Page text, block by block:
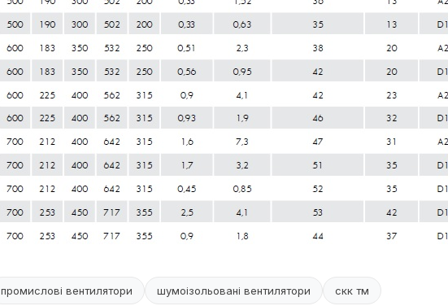
промислові вентилятори шумоізольовані вентилятори скк тм